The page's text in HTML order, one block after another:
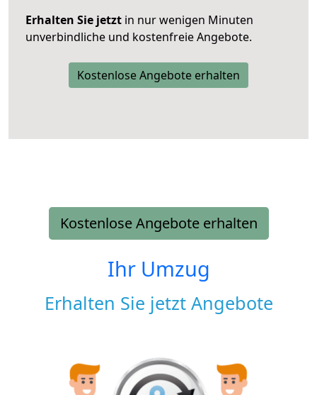
Erhalten Sie jetzt in nur wenigen Minuten
unverbindliche und kostenfreie Angebote.
Kostenlose Angebote erhalten
Kostenlose Angebote erhalten
Ihr Umzug
Erhalten Sie jetzt Angebote